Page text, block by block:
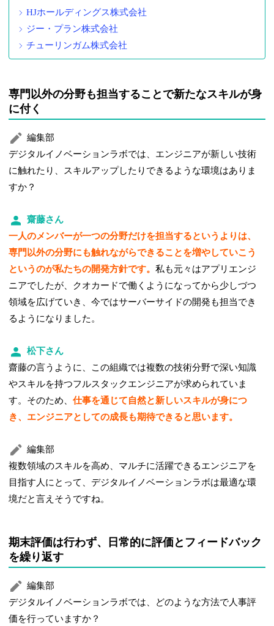
HJホールディングス株式会社
ジー・プラン株式会社
チューリンガム株式会社
専門以外の分野も担当することで新たなスキルが身
に付く
編集部
デジタルイノベーションラボでは、エンジニアが新しい技術
に触れたり、スキルアップしたりできるような環境はありま
すか？
齋藤さん
一人のメンバーが一つの分野だけを担当するというよりは、
専門以外の分野にも触れながらできることを増やしていこう
というのが私たちの開発方針です。私も元々はアプリエンジ
ニアでしたが、クオカードで働くようになってから少しづつ
領域を広げていき、今ではサーバーサイドの開発も担当でき
るようになりました。
松下さん
齋藤の言うように、この組織では複数の技術分野で深い知識
やスキルを持つフルスタックエンジニアが求められていま
す。そのため、仕事を通じて自然と新しいスキルが身につ
き、エンジニアとしての成長も期待できると思います。
編集部
複数領域のスキルを高め、マルチに活躍できるエンジニアを
目指す人にとって、デジタルイノベーションラボは最適な環
境だと言えそうですね。
期末評価は行わず、日常的に評価とフィードバック
を繰り返す
編集部
デジタルイノベーションラボでは、どのような方法で人事評
価を行っていますか？